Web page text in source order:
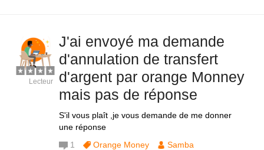
J'ai envoyé ma demande
d'annulation de transfert
d'argent par orange Monney
mais pas de réponse
S'il vous plaît ,je vous demande de me donner
une réponse
Lecteur
1 Orange Money
Samba